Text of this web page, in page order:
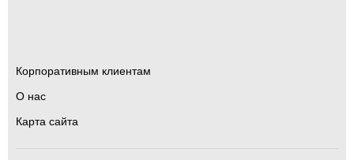
Корпоративным клиентам
О нас
Карта сайта